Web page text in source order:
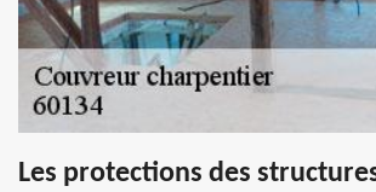
Les protections des